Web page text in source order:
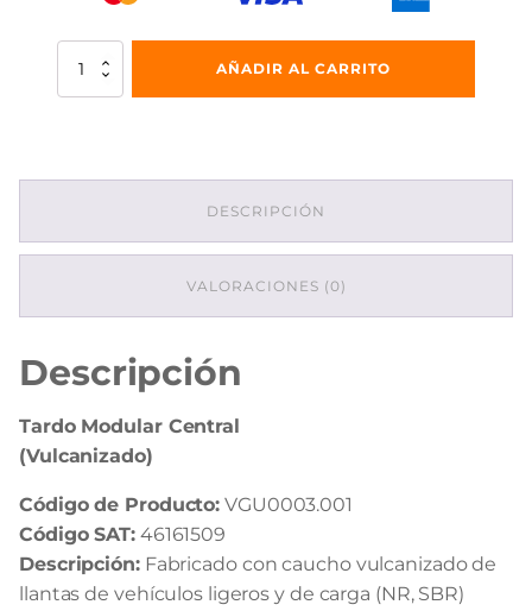
Tardo
AÑADIR AL CARRITO
DESCRIPCIÓN
VALORACIONES (0)
Descripción
Tardo Modular Central
(Vulcanizado)
Código de Producto: VGU0003.001
Código SAT:46161509
Descripción:Fabricado con caucho vulcanizado de
llantas de vehículos ligeros y de carga (NR, SBR)